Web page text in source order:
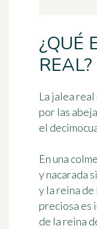
¿QUÉ
REAL?
La jalea real
por las
el
En una
y nacarada
y la reina de
preciosa es
de la reina